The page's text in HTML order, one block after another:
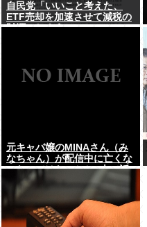
自民党「いいこと考えた、
ETF売却を加速させて減税の
財源にしよう」
元キャバ嬢のMINAさん（み
なちゃん）が配信中に亡くな
ったのではないかとX上で話
題に（※動画あり）